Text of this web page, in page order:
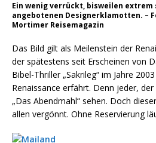
Ein wenig verrückt, bisweilen
angebotenen Designerklamotten. –
Mortimer Reisemagazin
Das Bild gilt als Meilenstein der
der spätestens seit Erscheinen von
Bibel-Thriller „Sakrileg“ im Jahre
Renaissance erfährt. Denn jeder,
„Das Abendmahl“ sehen. Doch
allen vergönnt. Ohne Reservierung